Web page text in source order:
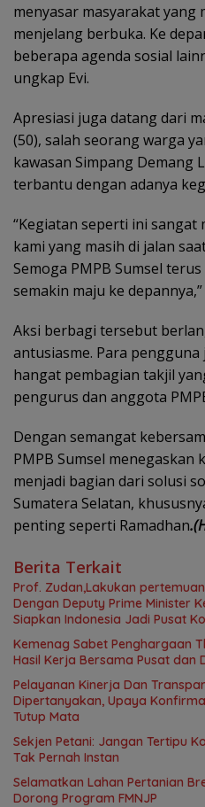
menyasar masyarakat yang
menjelang berbuka. Ke
beberapa agenda sosial
ungkap Evi.
Apresiasi juga datang dari
(50), salah seorang warga
kawasan Simpang Demang
terbantu dengan adanya
“Kegiatan seperti ini
kami yang masih di jalan
Semoga PMPB Sumsel
semakin maju ke
Aksi berbagi tersebut
antusiasme. Para
hangat pembagian takjil
pengurus dan anggota
Dengan semangat
PMPB Sumsel
menjadi bagian dari solusi
Sumatera Selatan,
penting seperti Ramadhan
Berita Terkait
Prof. Zudan,Lakukan
Dengan Deputy Prime Minister
Siapkan Indonesia Jadi Pusat
Kemenag Sabet Penghargaan
Hasil Kerja Bersama Pusat dan
Pelayanan Kinerja Dan
Dipertanyakan, Upaya
Tutup Mata
Sekjen Petani: Jangan Tertipu
Tak Pernah Instan
Selamatkan Lahan Pertanian
Dorong Program FMNJP